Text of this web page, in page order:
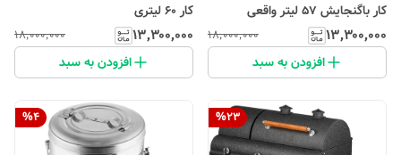
کار باگنجایش 57 لیتر واقعی
۱۳٬۳۰۰٬۰۰۰ ۱۸٬۰۰۰٬۰۰۰
افزودن به سبد
کار 60 لیتری
۱۳٬۳۰۰٬۰۰۰ ۱۸٬۰۰۰٬۰۰۰
افزودن به سبد
%23
%4